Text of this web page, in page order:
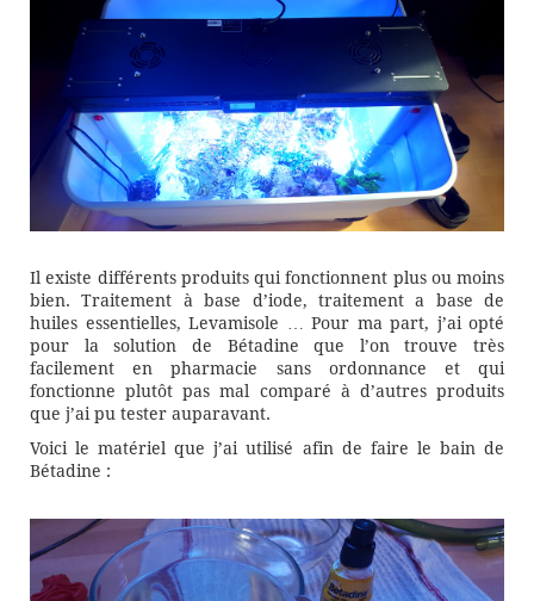
Il existe différents produits qui fonctionnent plus ou moins
bien. Traitement à base d’iode, traitement a base de
huiles essentielles, Levamisole … Pour ma part, j’ai opté
pour la solution de Bétadine que l’on trouve très
facilement en pharmacie sans ordonnance et qui
fonctionne plutôt pas mal comparé à d’autres produits
que j’ai pu tester auparavant.
Voici le matériel que j’ai utilisé afin de faire le bain de
Bétadine :